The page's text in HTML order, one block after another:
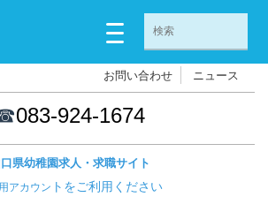
お問い合わせ ニュース
083-924-1674
県幼稚園求人・求職サイト
アカウン トをご利用ください